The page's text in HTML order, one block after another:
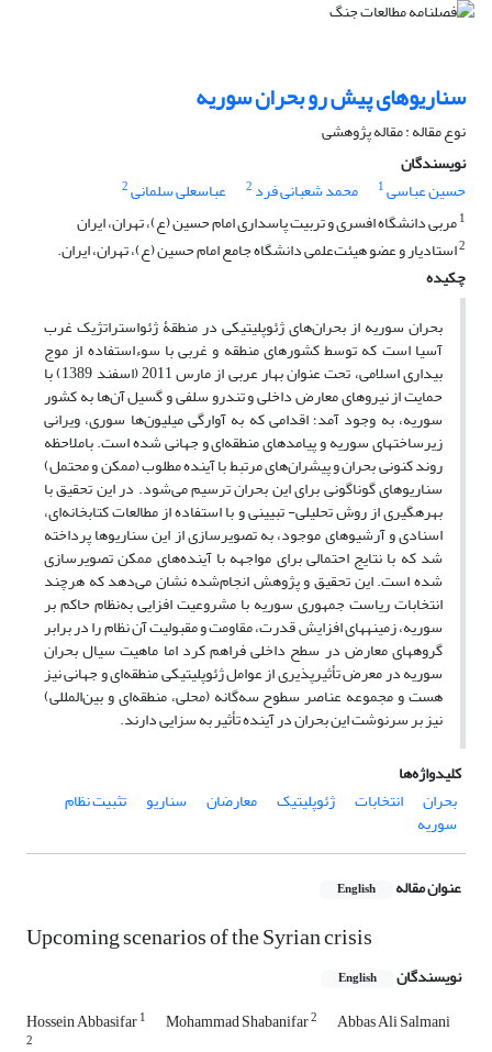
سناریوهای پیش رو بحران سوریه
نوع مقاله : مقاله پژوهشی
نویسندگان
حسین عباسی1 محمد شعبانی فرد 2 عباسعلی سلمانی2
1مربی دانشگاه افسری و تربیت پاسداری امام حسین (ع)، تهران، ایران
2استادیار و عضو هیئت‌علمی دانشگاه جامع امام حسین (ع)، تهران، ایران.
چکیده
بحران سوریه از بحران‌های ژئوپلیتیکی در منطقۀ ژئواستراتژیک غرب
آسیا است که توسط کشورهای منطقه و غربی با سوءاستفاده از موج
بیداری اسلامی، تحت عنوان بهار عربی از مارس 2011 (اسفند 1389) با
حمایت از نیروهای معارض داخلی و تندرو سلفی و گسیل آن‌ها به کشور
سوریه، به وجود آمد؛ اقدامی که به آوارگی میلیون‌ها سوری، ویرانی
زیرساخت‏های سوریه و پیامدهای منطقه‌ای و جهانی شده است. باملاحظه
روند کنونی بحران و پیشران‌های مرتبط با آینده مطلوب (ممکن و محتمل)
سناریوهای گوناگونی برای این بحران ترسیم می‌شود. در این تحقیق با
بهره‏گیری از روش تحلیلی- تبیینی و با استفاده از مطالعات کتابخانه‌ای،
اسنادی و آرشیوهای موجود، به تصویرسازی از این سناریوها پرداخته
شد که با نتایج احتمالی برای مواجهه با آینده‌های ممکن تصویرسازی
شده است. این تحقیق و پژوهش انجام‌شده نشان می‌دهد که هرچند
انتخابات ریاست جمهوری سوریه با مشروعیت افزایی به‌نظام حاکم بر
سوریه، زمینه‏های افزایش قدرت، مقاومت و مقبولیت آن نظام را در برابر
گروه‏های معارض در سطح داخلی فراهم کرد اما ماهیت سیال بحران
سوریه در معرض تأثیرپذیری از عوامل ژئوپلیتیکی منطقه‌ای و جهانی نیز
هست و مجموعه عناصر سطوح سه‌گانه (محلی، منطقه‌ای و بین‌المللی)
نیز بر سرنوشت این بحران در آینده تأثیر به سزایی دارند.
کلیدواژه‌ها
بحران
انتخابات ژئوپلیتیک معارضان سناریو تثبیت نظام
سوریه
عنوان مقاله English
Upcoming scenarios of the Syrian crisis
نویسندگان English
Hossein Abbasifar1 Mohammad Shabanifar2 Abbas Ali Salmani
2